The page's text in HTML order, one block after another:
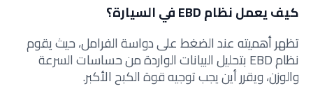
كيف يعمل نظام EBD في السيارة؟
تظهر أهميته عند الضغط على دواسة الفرامل، حيث يقوم
نظام EBD بتحليل البيانات الواردة من حساسات السرعة
والوزن، ويقرر أين يجب توجيه قوة الكبح الأكبر.